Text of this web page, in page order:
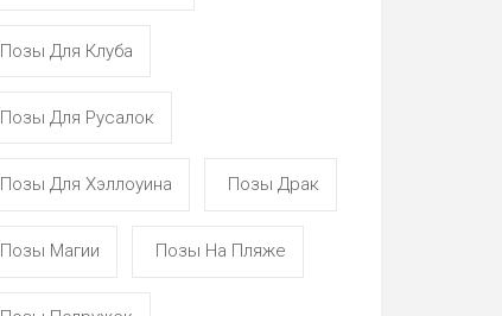
Позы Для Клуба
Позы Для Русалок
Позы Для Хэллоуина Позы Драк
Позы Магии Позы На Пляже